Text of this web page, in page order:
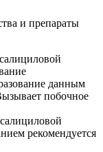
и препараты
данным
побочное
рекомендуется